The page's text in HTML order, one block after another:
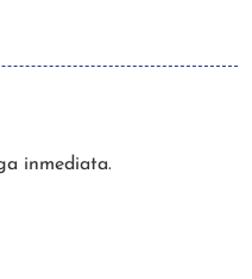
inmediata.